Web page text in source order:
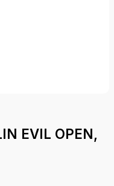
EVIL OPEN,